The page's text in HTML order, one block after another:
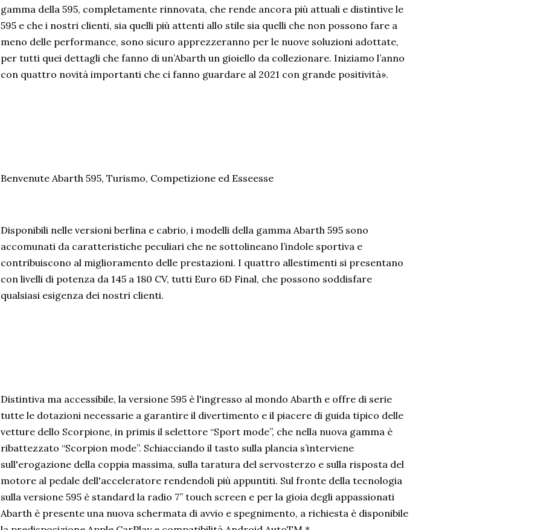
gamma della 595, completamente rinnovata, che rende ancora più attuali e distintive le
595 e che i nostri clienti, sia quelli più attenti allo stile sia quelli che non possono fare a
meno delle performance, sono sicuro apprezzeranno per le nuove soluzioni adottate,
per tutti quei dettagli che fanno di un’Abarth un gioiello da collezionare. Iniziamo l’anno
con quattro novità importanti che ci fanno guardare al 2021 con grande positività».
Benvenute Abarth 595, Turismo, Competizione ed Esseesse
Disponibili nelle versioni berlina e cabrio, i modelli della gamma Abarth 595 sono
accomunati da caratteristiche peculiari che ne sottolineano l’indole sportiva e
contribuiscono al miglioramento delle prestazioni. I quattro allestimenti si presentano
con livelli di potenza da 145 a 180 CV, tutti Euro 6D Final, che possono soddisfare
qualsiasi esigenza dei nostri clienti.
Distintiva ma accessibile, la versione 595 è l'ingresso al mondo Abarth e offre di serie
tutte le dotazioni necessarie a garantire il divertimento e il piacere di guida tipico delle
vetture dello Scorpione, in primis il selettore “Sport mode”, che nella nuova gamma è
ribattezzato “Scorpion mode”. Schiacciando il tasto sulla plancia s’interviene
sull'erogazione della coppia massima, sulla taratura del servosterzo e sulla risposta del
motore al pedale dell'acceleratore rendendoli più appuntiti. Sul fronte della tecnologia
sulla versione 595 è standard la radio 7” touch screen e per la gioia degli appassionati
Abarth è presente una nuova schermata di avvio e spegnimento, a richiesta è disponibile